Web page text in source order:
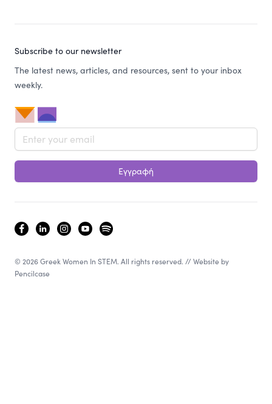
Subscribe to our newsletter
The latest news, articles, and resources, sent to your inbox
weekly.
Email address
Εγγραφή
facebooklinkedininstagram
youtube
spotify
© 2026 Greek Women In STEM. All rights reserved. // Website by
Pencilcase